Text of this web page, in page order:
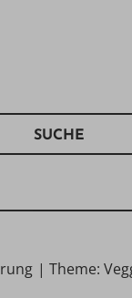
SUCHE
| Theme: